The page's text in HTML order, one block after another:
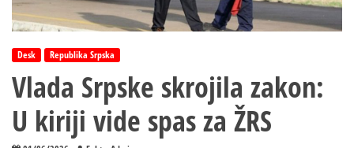
Desk Republika Srpska
Vlada Srpske skrojila zakon:
U kiriji vide spas za ŽRS